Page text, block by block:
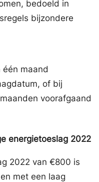
bedoeld in
bijzondere
maand
of bij
voorafgaand
energietoeslag 2022
2022 van €800 is
met een laag